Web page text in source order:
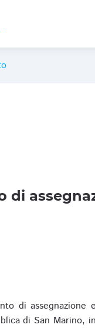
di
di
di San Marino,